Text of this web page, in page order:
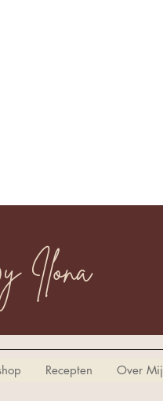
Ilona
Recepten Over Mij